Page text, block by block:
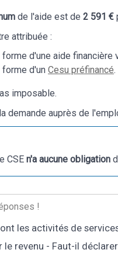
de l'aide est de 2 591 €
attribuée :
d'une aide financière
d'un Cesu préfinancé.
imposable.
demande auprès de
CSEn'a aucune obligation
!
les activités de
le revenu - Faut-il